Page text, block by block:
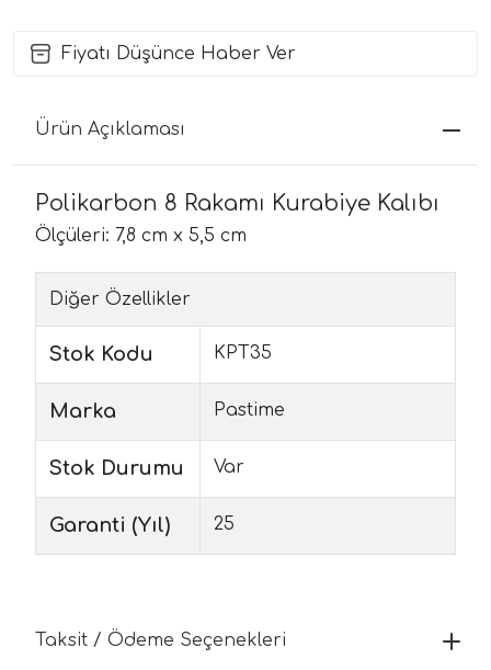
Fiyatı Düşünce Haber Ver
Ürün Açıklaması
Polikarbon 8 Rakamı Kurabiye Kalıbı
Ölçüleri: 7,8 cm x 5,5 cm
Diğer Özellikler
Stok Kodu KPT35
Marka Pastime
Stok Durumu Var
Garanti (Yıl) 25
Taksit / Ödeme Seçenekleri